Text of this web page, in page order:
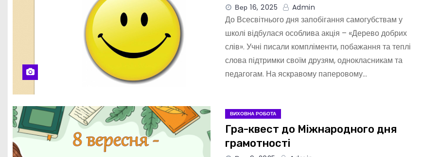
Вер 16, 2025 Admin
До Всесвітнього дня запобігання самогубствам у
школі відбулася особлива акція – «Дерево добрих
слів». Учні писали компліменти, побажання та теплі
слова підтримки своїм друзям, однокласникам та
педагогам. На яскравому паперовому…
ВИХОВНА РОБОТА
Гра-квест до Міжнародного дня
грамотності